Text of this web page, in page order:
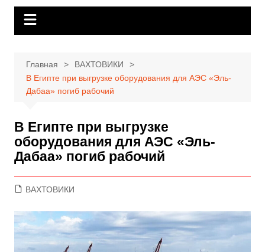
Главная
ВАХТОВИКИ
В Египте при выгрузке оборудования для АЭС «Эль-
Дабаа» погиб рабочий
В Египте при выгрузке
оборудования для АЭС «Эль-
Дабаа» погиб рабочий
ВАХТОВИКИ